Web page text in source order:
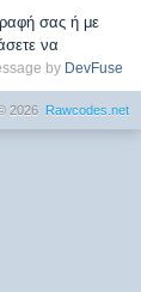
σας ή με
να
by DevFuse
2026 Rawcodes.net